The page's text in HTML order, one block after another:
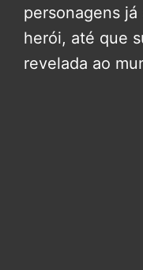
personagens
herói, até que
revelada ao